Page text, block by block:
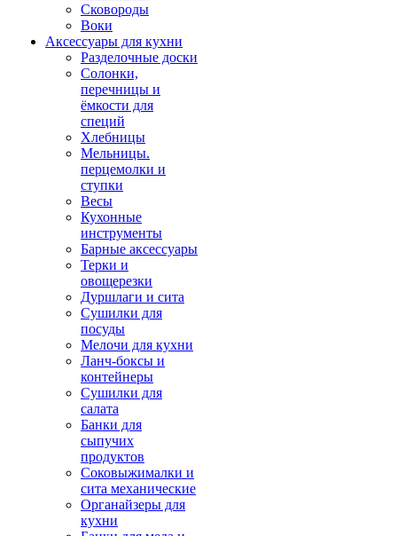
Сковороды
Воки
Аксессуары для кухни
Разделочные доски
Солонки,
перечницы и
ёмкости для
специй
Хлебницы
Мельницы.
перцемолки и
ступки
Весы
Кухонные
инструменты
Барные аксессуары
Терки и
овощерезки
Дуршлаги и сита
Сушилки для
посуды
Мелочи для кухни
Ланч-боксы и
контейнеры
Сушилки для
салата
Банки для
сыпучих
продуктов
Соковыжималки и
сита механические
Органайзеры для
кухни